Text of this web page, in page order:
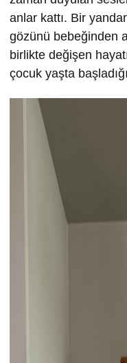
anlar kattı. Bir
gözünü bebeğinden
birlikte değişen
çocuk yaşta